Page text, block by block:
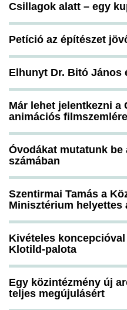
Csillagok alatt – egy
Petíció az építészet
Elhunyt Dr. Bitó János
Már lehet jelentkezni a
animációs filmszemlére
Óvodákat mutatunk be
számában
Szentirmai Tamás a
Minisztérium helyettes
Kivételes
Klotild-palota
Egy közintézmény új
teljes megújulásért